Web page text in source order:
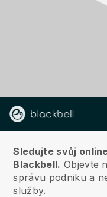
Sledujte svůj
Blackbell. Objevte
správu podniku a
služby.